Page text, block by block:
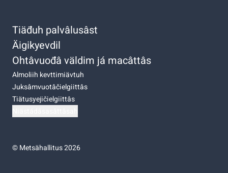
Tiäđuh palvâlusâst
Äigikyevdil
Ohtâvuođâ väldim já macâttâs
Almoliih kevttimiävtuh
Juksâmvuotâčielgiittâs
Tiätusyejičielgiittâs
©Metsähallitus 2026